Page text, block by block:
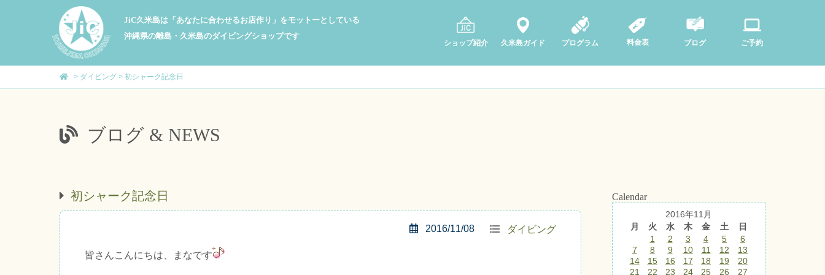
JiC久米島は「あなたに合わせるお店作り」をモットーとしている
沖縄県の離島・久米島のダイビングショップです
ショップ紹介 久米島ガイド プログラム 料金表 ブログ ご予約
> ダイビング > 初シャーク記念日
ブログ & NEWS
初シャーク記念日
ダイビング
2016/11/08
皆さんこんにちは、まなです
Calendar
2016年11月
月
火 水 木 金 土
日
1
2 3 4 5
6
7
8 9 10 11 12
13
14
15 16 17 18 19
20
21
22 23 24 25 26 27